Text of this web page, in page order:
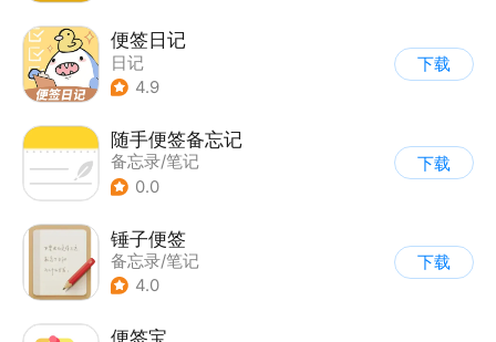
便签日记
日记
4.9
下载
随手便签备忘记
备忘录/笔记
0.0
下载
锤子便签
备忘录/笔记
4.0
下载
便签宝